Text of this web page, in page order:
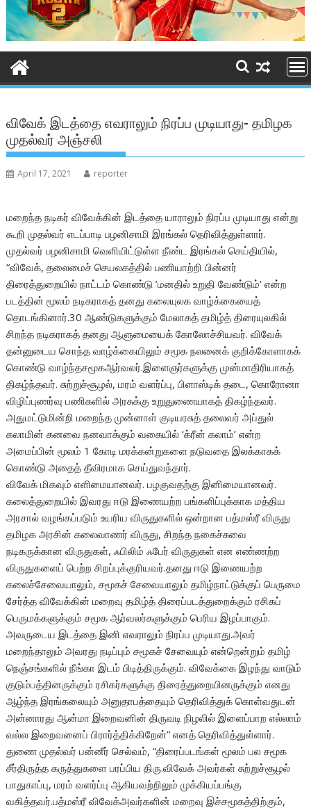
விவேக் இடத்தை எவராலும் நிரப்ப முடியாது- தமிழக
முதல்வர் அஞ்சலி
April 17, 2021 reporter
மறைந்த நடிகர் விவேக்கின் இடத்தை யாராலும் நிரப்ப முடியாது என்று
கூறி முதல்வர் எடப்பாடி பழனிசாமி இரங்கல் தெரிவித்துள்ளார்.
முதல்வர் பழனிசாமி வெளியிட்டுள்ள நீண்ட இரங்கல் செய்தியில்,
“விவேக், தலைமைச் செயலகத்தில் பணியாற்றி பின்னர்
திரைத்துறையில் நாட்டம் கொண்டு ’மனதில் உறுதி வேண்டும்’ என்ற
படத்தின் மூலம் நடிகராகத் தனது கலையுலக வாழ்க்கையைத்
தொடங்கினார்.30 ஆண்டுகளுக்கும் மேலாகத் தமிழ்த் திரையுலகில்
சிறந்த நடிகராகத் தனது ஆளுமையைக் கோலோச்சியவர். விவேக்
தன்னுடைய சொந்த வாழ்க்கையிலும் சமூக நலனைக் குறிக்கோளாகக்
கொண்டு வாழ்ந்தசமூகஆர்வலர்.இளைஞர்களுக்கு முன்மாதிரியாகத்
திகழ்ந்தவர். சுற்றுச்சூழல், மரம் வளர்ப்பு, பிளாஸ்டிக் தடை, கொரோனா
விழிப்புணர்வு பணிகளில் அரசுக்கு உறுதுணையாகத் திகழ்ந்தவர்.
அதுமட்டுமின்றி மறைந்த முன்னாள் குடியரசுத் தலைவர் அப்துல்
கலாமின் கனவை நனவாக்கும் வகையில் ‘க்ரீன் கலாம்’ என்ற
அமைப்பின் மூலம் 1 கோடி மரக்கன்றுகளை நடுவதை இலக்காகக்
கொண்டு அதைத் தீவிரமாக செய்துவந்தார்.
விவேக் மிகவும் எளிமையானவர். பழகுவதற்கு இனிமையானவர்.
கலைத்துறையில் இவரது ஈடு இணையற்ற பங்களிப்புக்காக மத்திய
அரசால் வழங்கப்படும் உயரிய விருதுகளில் ஒன்றான பத்மஸ்ரீ விருது
தமிழக அரசின் கலைவாணர் விருது, சிறந்த நகைச்சுவை
நடிகருக்கான விருதுகள், ஃபிலிம் ஃபேர் விருதுகள் என எண்ணற்ற
விருதுகளைப் பெற்ற சிறப்புக்குரியவர்.தனது ஈடு இணையற்ற
கலைச்சேவையாலும், சமூகச் சேவையாலும் தமிழ்நாட்டுக்குப் பெருமை
சேர்த்த விவேக்கின் மறைவு தமிழ்த் திரைப்படத்துறைக்கும் ரசிகப்
பெருமக்களுக்கும் சமூக ஆர்வலர்களுக்கும் பெரிய இழப்பாகும்.
அவருடைய இடத்தை இனி எவராலும் நிரப்ப முடியாது.அவர்
மறைந்தாலும் அவரது நடிப்பும் சமூகச் சேவையும் என்றென்றும் தமிழ்
நெஞ்சங்களில் நீங்கா இடம் பிடித்திருக்கும். விவேக்கை இழந்து வாடும்
குடும்பத்தினருக்கும் ரசிகர்களுக்கு திரைத்துறையினருக்கும் எனது
ஆழ்ந்த இரங்கலையும் அனுதாபத்தையும் தெரிவித்துக் கொள்வதுடன்
அன்னாரது ஆன்மா இறைவனின் திருவடி நிழலில் இளைப்பாற எல்லாம்
வல்ல இறைவனைப் பிரார்த்திக்கிறேன்” எனத் தெரிவித்துள்ளார்.
துணை முதல்வர் பன்னீர் செல்வம், “திரைப்படங்கள் மூலம் பல சமூக
சீர்திருத்த கருத்துகளை பரப்பிய திரு.விவேக் அவர்கள் சுற்றுச்சூழல்
பாதுகாப்பு, மரம் வளர்ப்பு ஆகியவற்றிலும் முக்கியப்பங்கு
வகித்தவர்.பத்மஸ்ரீ விவேக்அவர்களின் மறைவு இச்சமூகத்திற்கும்,